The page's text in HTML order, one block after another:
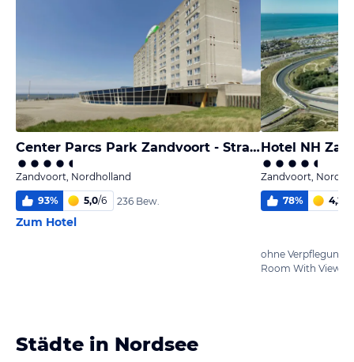
Center Parcs Park Zandvoort - Strandhotel
Zandvoort, Nordholland
93% 5,0/6 236 Bew.
Zum Hotel
Hotel NH
Zandvoort,
78% 4,2
ohne Verpflegung
Städte in Nordsee